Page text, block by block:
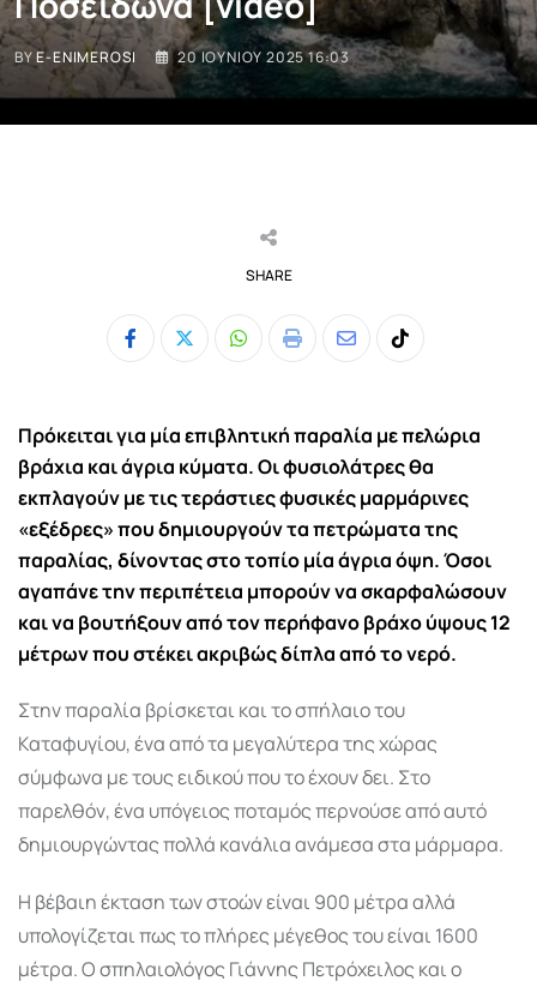
BYE-ENIMEROSI 20 ΙΟΥΝΊΟΥ 2025 16:03
SHARE
Whatsapp
Print
ShareTiktok
Πρόκειται για μία επιβλητική παραλία με πελώρια
βράχια και άγρια κύματα. Οι φυσιολάτρες θα
εκπλαγούν με τις τεράστιες φυσικές μαρμάρινες
«εξέδρες» που δημιουργούν τα πετρώματα της
παραλίας, δίνοντας στο τοπίο μία άγρια όψη. Όσοι
αγαπάνε την περιπέτεια μπορούν να σκαρφαλώσουν
και να βουτήξουν από τον περήφανο βράχο ύψους 12
μέτρων που στέκει ακριβώς δίπλα από το νερό.
Στην παραλία βρίσκεται και το σπήλαιο του
Καταφυγίου, ένα από τα μεγαλύτερα της χώρας
σύμφωνα με τους ειδικού που το έχουν δει. Στο
παρελθόν, ένα υπόγειος ποταμός περνούσε από αυτό
δημιουργώντας πολλά κανάλια ανάμεσα στα μάρμαρα.
Η βέβαιη έκταση των στοών είναι 900 μέτρα αλλά
υπολογίζεται πως το πλήρες μέγεθος του είναι 1600
μέτρα. Ο σπηλαιολόγος Γιάννης Πετρόχειλος και ο